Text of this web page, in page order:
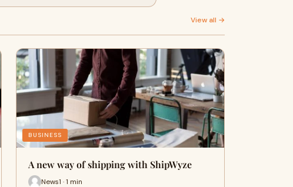
View all →
BUSINESS
A new way of shipping with ShipWyze
News1 · 1 min